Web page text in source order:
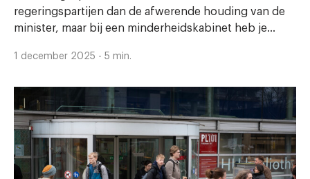
regeringspartijen dan de afwerende houding van de
minister, maar bij een minderheidskabinet heb je...
1 december 2025 - 5 min.